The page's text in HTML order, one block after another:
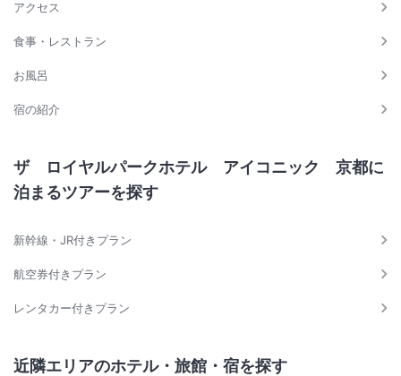
アクセス
食事・レストラン
お風呂
宿の紹介
ザ ロイヤルパークホテル アイコニック 京都に
泊まるツアーを探す
新幹線・JR付きプラン
航空券付きプラン
レンタカー付きプラン
近隣エリアのホテル・旅館・宿を探す